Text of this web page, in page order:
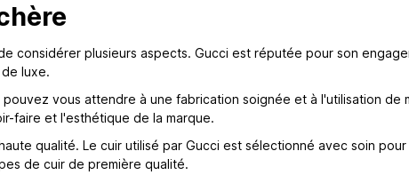
considérer plusieurs aspects. Gucci est réputée pour son
luxe.
vous attendre à une fabrication soignée et à l'utilisation de
faire et l'esthétique de la marque.
qualité. Le cuir utilisé par Gucci est sélectionné avec soin
de cuir de première qualité.